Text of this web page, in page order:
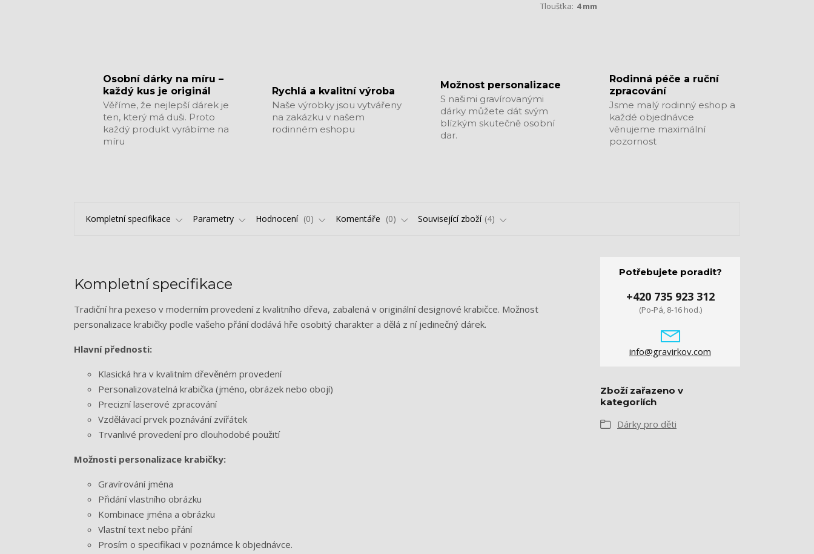
Tloušťka: 4 mm
​​​​​​​Osobní dárky na míru –
každý kus je originál
Věříme, že nejlepší dárek je
ten, který má duši. Proto
každý produkt vyrábíme na
míru
Rychlá a kvalitní výroba
Naše výrobky jsou vytvářeny
na zakázku v našem
rodinném eshopu
Možnost personalizace
S našimi gravírovanými
dárky můžete dát svým
blízkým skutečně osobní
dar.
​​​​​​​Rodinná péče a ruční
zpracování
Jsme malý rodinný eshop a
každé objednávce
věnujeme maximální
pozornost
Kompletní specifikace Parametry Hodnocení 0 Komentáře 0 Související zboží 4
Kompletní specifikace
Tradiční hra pexeso v moderním provedení z kvalitního dřeva, zabalená v originální designové krabičce. Možnost
personalizace krabičky podle vašeho přání dodává hře osobitý charakter a dělá z ní jedinečný dárek.
Hlavní přednosti:
Klasická hra v kvalitním dřevěném provedení
Personalizovatelná krabička (jméno, obrázek nebo obojí)
Precizní laserové zpracování
Vzdělávací prvek poznávání zvířátek
Trvanlivé provedení pro dlouhodobé použití
Možnosti personalizace krabičky:
Gravírování jména
Přidání vlastního obrázku
Kombinace jména a obrázku
Vlastní text nebo přání
Prosím o specifikaci v poznámce k objednávce.
Potřebujete poradit?
+420 735 923 312
(Po-Pá, 8-16 hod.)
info@gravirkov.com
Zboží zařazeno v
kategoriích
Dárky pro děti